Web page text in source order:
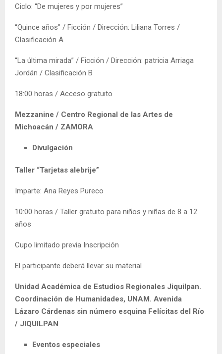
Ciclo: “De mujeres y por mujeres”
“Quince años” / Ficción / Dirección: Liliana Torres /
Clasificación A
“La última mirada” / Ficción / Dirección: patricia Arriaga
Jordán / Clasificación B
18:00 horas / Acceso gratuito
Mezzanine / Centro Regional de las Artes de
Michoacán / ZAMORA
Divulgación
Taller “Tarjetas alebrije”
Imparte: Ana Reyes Pureco
10:00 horas / Taller gratuito para niños y niñas de 8 a 12
años
Cupo limitado previa Inscripción
El participante deberá llevar su material
Unidad Académica de Estudios Regionales Jiquilpan.
Coordinación de Humanidades, UNAM. Avenida
Lázaro Cárdenas sin número esquina Felícitas del Río
/ JIQUILPAN
Eventos especiales